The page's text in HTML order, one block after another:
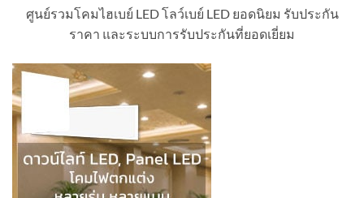
ศูนย์รวมโคมไฮเบย์ LED โลว์เบย์ LED ยอดนิยม รับประกัน
ราคา และระบบการรับประกันที่ยอดเยี่ยม